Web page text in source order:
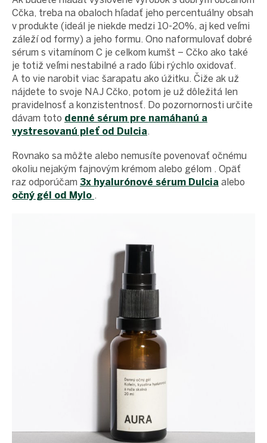
Cčka, treba na obaloch hľadať jeho percentuálny obsah
v produkte (ideál je niekde medzi 10-20%, aj ked veľmi
záleží od formy) a jeho formu. Ono naformulovať dobré
sérum s vitamínom C je celkom kumšt – Cčko ako také
je totiž veľmi nestabilné a rado ľúbi rýchlo oxidovať.
A to vie narobit viac šarapatu ako úžitku. Čiže ak už
nájdete to svoje NAJ Cčko, potom je už dôležitá len
pravidelnosť a konzistentnosť. Do pozornornosti určite
dávam toto denné sérum pre namáhanú a
vystresovanú pleť od Dulcia.
Rovnako sa môžte alebo nemusíte povenovať očnému
okoliu nejakým fajnovým krémom alebo gélom . Opäť
raz odporúčam 3x hyalurónové sérum Dulcia alebo
očný gél od Mylo .